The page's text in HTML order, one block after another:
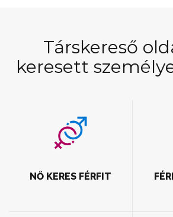
Társkereső
keresett
NŐ KERES FÉRFIT